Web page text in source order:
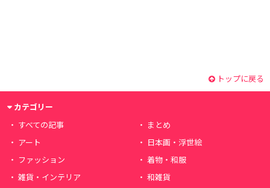
トップに戻る
カテゴリー
すべての記事
まとめ
アート
日本画・浮世絵
ファッション
着物・和服
雑貨・インテリア
和雑貨